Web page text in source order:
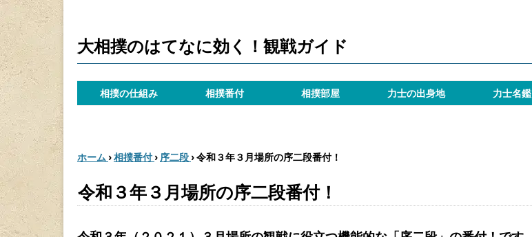
大相撲のはてなに効く！観戦ガイド
相撲の仕組み 相撲番付 相撲部屋 力士の出身地 力士名鑑
ホーム ›相撲番付 › 序二段 ›令和３年３月場所の序二段番付！
令和３年３月場所の序二段番付！